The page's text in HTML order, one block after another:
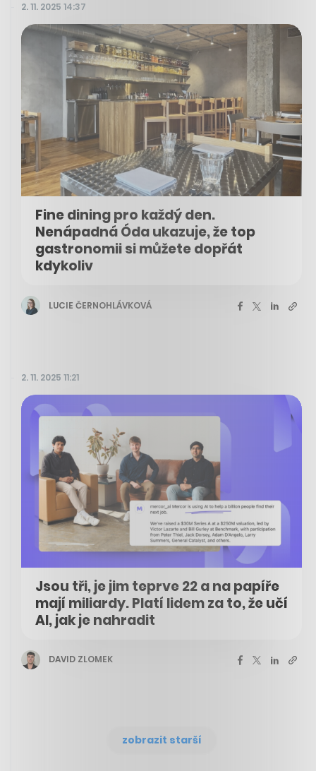
2. 11. 2025 14:37
Fine dining pro každý den.
Nenápadná Óda ukazuje, že top
gastronomii si můžete dopřát
kdykoliv
LUCIE ČERNOHLÁVKOVÁ
2. 11. 2025 11:21
Jsou tři, je jim teprve 22 a na papíře
mají miliardy. Platí lidem za to, že učí
AI, jak je nahradit
DAVID ZLOMEK
zobrazit starší